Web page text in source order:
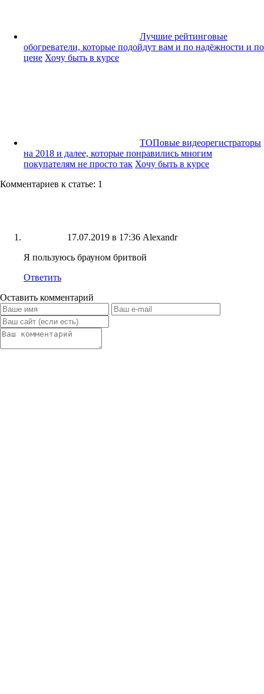
Лучшие рейтинговые
обогреватели, которые подойдут вам и по надёжности и по
цене Хочу быть в курсе
ТОПовые видеорегистраторы
на 2018 и далее, которые понравились многим
покупателям не просто так Хочу быть в курсе
Комментариев к статье: 1
17.07.2019 в 17:36 Alexandr
Я пользуюсь брауном бритвой
Ответить
Оставить комментарий